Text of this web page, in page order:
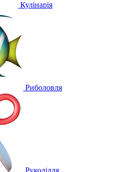
Кулінарія
Риболовля
Рукоділля